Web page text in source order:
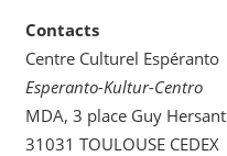
Contacts
Centre Culturel Espéranto
Esperanto-Kultur-Centro
MDA, 3 place Guy Hersant
31031 TOULOUSE CEDEX